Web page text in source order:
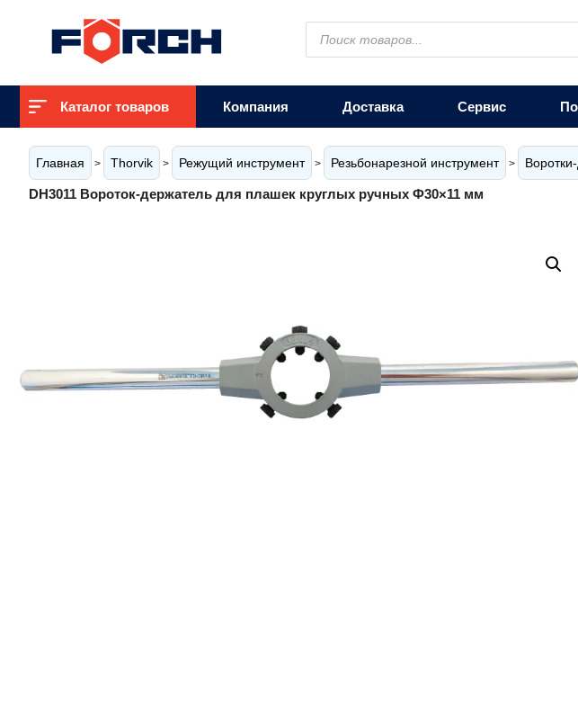
Поиск
товаров
Каталог товаров Компания Доставка Сервис
Главная > Thorvik > Режущий инструмент > Резьбонарезной инструмент >
DH3011 Вороток-держатель для плашек круглых ручных Ф30×11 мм